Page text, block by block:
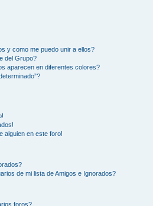
y como me puedo unir a ellos?
del Grupo?
aparecen en diferentes colores?
alguien en este foro!
de mi lista de Amigos e Ignorados?
foros?